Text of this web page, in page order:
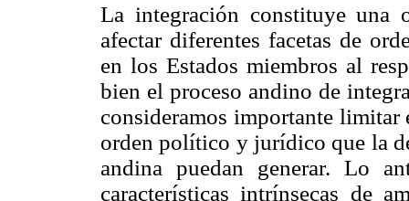
La integración constituye una
afectar diferentes facetas de
en los Estados miembros al
bien el proceso andino de
consideramos importante
orden político y jurídico que la
andina puedan generar. Lo
características intrínsecas de